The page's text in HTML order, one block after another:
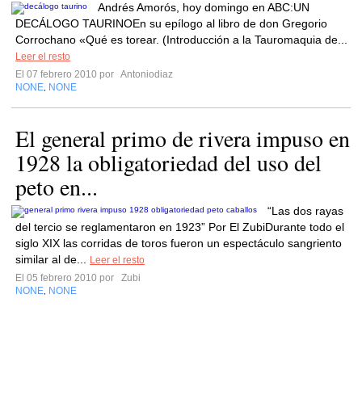
Andrés Amorós, hoy domingo en ABC:UN
DECÁLOGO TAURINOEn su epílogo al libro de don Gregorio
Corrochano «Qué es torear. (Introducción a la Tauromaquia de...
Leer el resto
El 07 febrero 2010 por Antoniodiaz
NONE NONE
El general primo de rivera impuso en
1928 la obligatoriedad del uso del
peto en...
“Las dos rayas
del tercio se reglamentaron en 1923” Por El ZubiDurante todo el
siglo XIX las corridas de toros fueron un espectáculo sangriento
similar al de...
Leer el resto
El 05 febrero 2010 por
Zubi
NONE NONE